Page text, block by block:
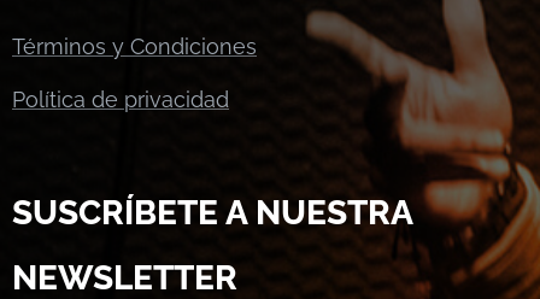
Términos y Condiciones
Política de privacidad
SUSCRÍBETE A NUESTRA
NEWSLETTER